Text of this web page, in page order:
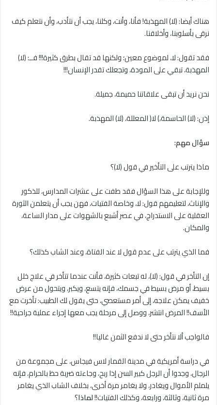
هناك أيضا: (لا) المهذبة! فأنا، وأنت، وكلنا، يجب أن نتأدب، وأن نتعلم كيف
نرقى بأسلوبنا، وأخلاقنا.
فقد تقول: ﻻ، لموضوع معين؛ ولكنها قد تقال بطرق كثيرة!!! فــ: (لا)
المهذبة، تبقي على المودة، وتجعلك تقدر الإنسان!!!
نحن نريد أن تبقى علاقاتنا حميمة، جميلة.
إذن: (ﻻ) الحاسمة،) ﻻ( المعللة، (لا) المهذبة.
سؤال مهم:
ماذا يترتب على التأخير في قول (ﻻ)؟
وللإجابة على هذا السؤال فقد طفت على عشرات المدارس، للذكور
والإناث، لتعليمهم قول: لا، وخاصة الفتيات، فهن يجب أن يتعلمن الثورة
العقلية على الاستدراج، في عصر أشبع بالشهوات على مدار الساعة،
والمكان.
فما الذي يترتب على عدم قول ﻻ عند الفتاة، وعند الشاب كذلك؟
إن التأخر في قول: (ﻻ)، له تبعات كثيرة، فأنت عندما تتأخر في علاج خلل
بسيط، أو مرض بسيط في جسمك، فإنه يتسع، ويكبر، ويتحول من عرض
خفيف يمكن علاجه، إلى أمر مستعصي، حتى يقول لك الطبيب: تأخرت مع
الأسف!! المرض انتشر، ووصل إلى مرحلة يجب معها إجراء عملية جراحية!!
فالواجب ألا نتأخر حتى ﻻ ندفع الثمن غاليا!!
في دراسة أمريكية في مدينة القمار لاس فيجاس، على مجموعة من
الرجال، وجدوا أن الرجل كبير السن إذا ربح، وجاءته ضربة حظ بالحرام، فإنه
يلملم الأموال ويغادر، ولا يغامر مرة أخرى، بخلاف الشاب الذي يغامر
مرة ثانية، وثالثة، ورابعة، وكذلك الفتيات!!لماذا؟